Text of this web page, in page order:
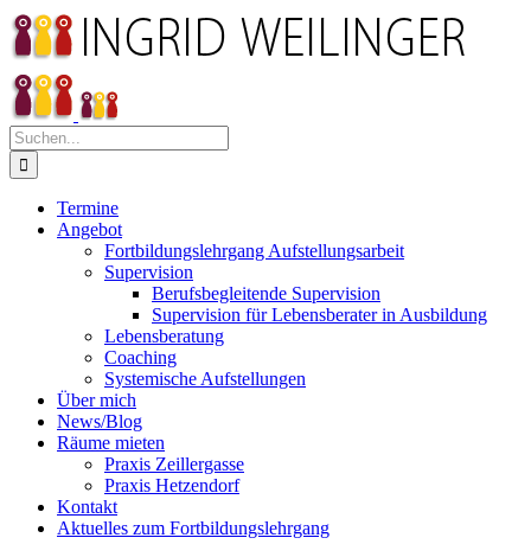
Zum
Inhalt
springen
Suche
nach:
Termine
Angebot
Fortbildungslehrgang Aufstellungsarbeit
Supervision
Berufsbegleitende Supervision
Supervision für Lebensberater in Ausbildung
Lebensberatung
Coaching
Systemische Aufstellungen
Über mich
News/Blog
Räume mieten
Praxis Zeillergasse
Praxis Hetzendorf
Kontakt
Aktuelles zum Fortbildungslehrgang